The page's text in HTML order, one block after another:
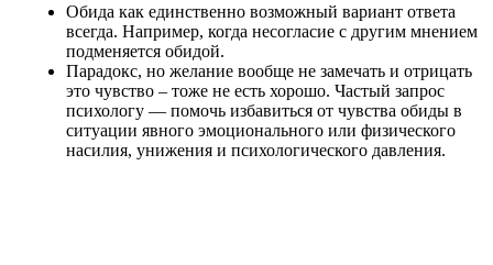
Обида как единственно возможный вариант ответа
всегда. Например, когда несогласие с другим мнением
подменяется обидой.
Парадокс, но желание вообще не замечать и отрицать
это чувство – тоже не есть хорошо. Частый запрос
психологу — помочь избавиться от чувства обиды в
ситуации явного эмоционального или физического
насилия, унижения и психологического давления.